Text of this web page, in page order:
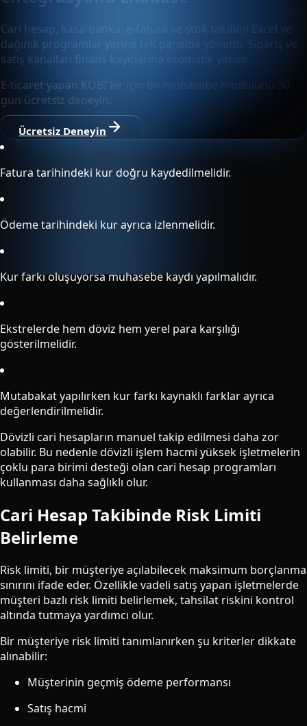
Cari hesap, kasa-banka, e-fatura ve stok takibini Excel ve
dağınık programlar yerine tek panelde yönetin. Sipariş ve
satış kanalları finans kayıtlarına otomatik yansır.
E-ticaret yapan KOBİ'ler için ön muhasebe modülünü 30
gün ücretsiz deneyin.
Ücretsiz Deneyin
Fatura tarihindeki kur doğru kaydedilmelidir.
Ödeme tarihindeki kur ayrıca izlenmelidir.
Kur farkı oluşuyorsa muhasebe kaydı yapılmalıdır.
Ekstrelerde hem döviz hem yerel para karşılığı
gösterilmelidir.
Mutabakat yapılırken kur farkı kaynaklı farklar ayrıca
değerlendirilmelidir.
Dövizli cari hesapların manuel takip edilmesi daha zor
olabilir. Bu nedenle dövizli işlem hacmi yüksek işletmelerin
çoklu para birimi desteği olan cari hesap programları
kullanması daha sağlıklı olur.
Cari Hesap Takibinde Risk Limiti
Belirleme
Risk limiti, bir müşteriye açılabilecek maksimum borçlanma
sınırını ifade eder. Özellikle vadeli satış yapan işletmelerde
müşteri bazlı risk limiti belirlemek, tahsilat riskini kontrol
altında tutmaya yardımcı olur.
Bir müşteriye risk limiti tanımlanırken şu kriterler dikkate
alınabilir:
Müşterinin geçmiş ödeme performansı
Satış hacmi